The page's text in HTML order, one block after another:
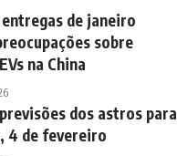
de janeiro
sobre
na China
dos astros para
4 de fevereiro